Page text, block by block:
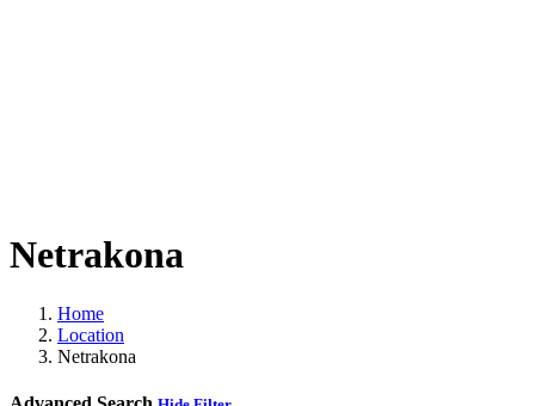
Netrakona
Home
Location
Netrakona